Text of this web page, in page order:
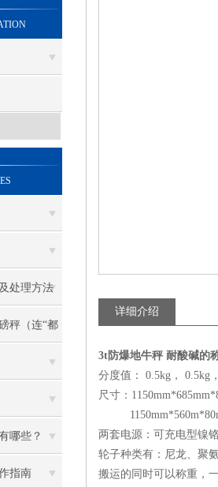
处理方法
秤（连“都
哪些？
指南
详细介绍
3t防爆地牛秤 耐酸碱的
分度值： 0.5kg， 0.5kg
尺寸：
两套电源：可充电型镍
轮子种类有：尼龙、聚
搬运的同时可以称重，